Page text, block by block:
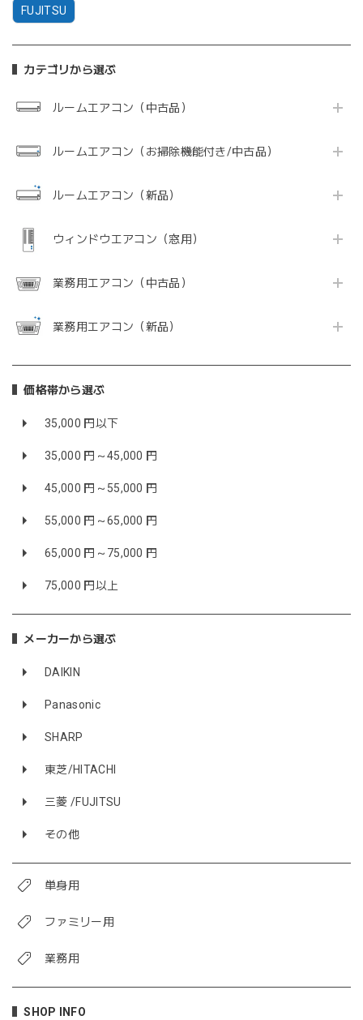
FUJITSU
カテゴリから選ぶ
ルームエアコン（中古品）
ルームエアコン（お掃除機能付き/中古品）
ルームエアコン（新品）
ウィンドウエアコン（窓用）
業務用エアコン（中古品）
業務用エアコン（新品）
価格帯から選ぶ
35,000 円以下
35,000 円～45,000 円
45,000 円～55,000 円
55,000 円～65,000 円
65,000 円～75,000 円
75,000 円以上
メーカーから選ぶ
DAIKIN
Panasonic
SHARP
東芝/HITACHI
三菱 /FUJITSU
その他
単身用
ファミリー用
業務用
SHOP INFO